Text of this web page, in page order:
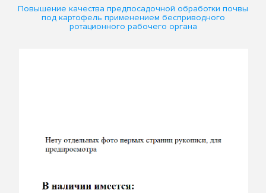
Повышение качества предпосадочной обработки почвы
под картофель применением бесприводного
ротационного рабочего органа